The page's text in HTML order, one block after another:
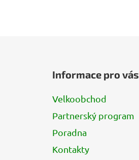
Informace pro vás
Velkoobchod
Partnerský program
Poradna
Kontakty